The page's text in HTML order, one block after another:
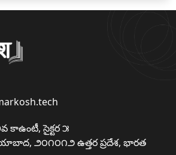
కాఉంటీ, సైక్టర ౫
౨౦౧౦౧౨ ఉత్తర ప్రదేశ, భారత